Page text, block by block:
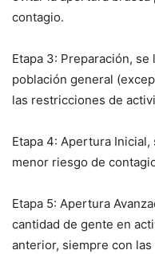
contagio.
Etapa 3: Preparación,
población general
las restricciones de
Etapa 4: Apertura
menor riesgo de
Etapa 5: Apertura
cantidad de gente en
anterior, siempre con